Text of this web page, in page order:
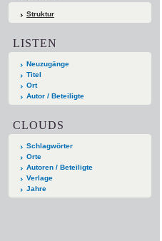
Struktur
LISTEN
Neuzugänge
Titel
Ort
Autor / Beteiligte
CLOUDS
Schlagwörter
Orte
Autoren / Beteiligte
Verlage
Jahre